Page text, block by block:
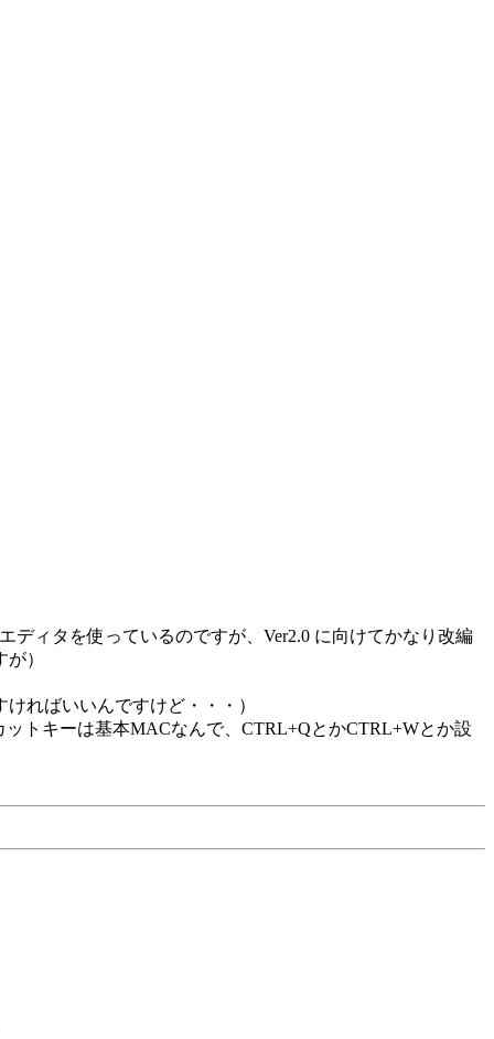
ディタを使っているのですが、Ver2.0 に向けてかなり改編
）
ればいいんですけど・・・）
トキーは基本MACなんで、CTRL+QとかCTRL+Wとか設